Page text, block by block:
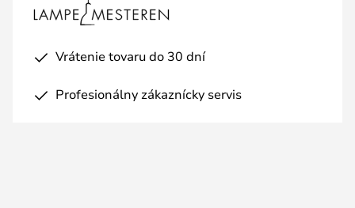
Vrátenie tovaru do 30 dní
Profesionálny zákaznícky servis